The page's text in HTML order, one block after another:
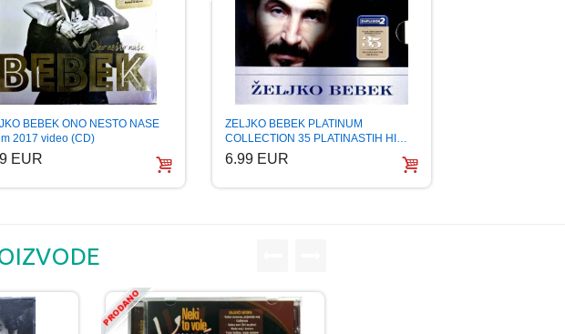
BEBEK ONO NESTO NASE
2017 video (CD)
EUR
ZELJKO BEBEK PLATINUM
COLLECTION 35 PLATINASTIH HI…
6.99 EUR